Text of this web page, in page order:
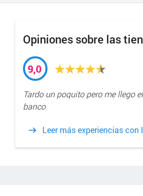
Opiniones sobre las
9,0
Tardo un poquito pero me llego
banco
Leer más experiencias con